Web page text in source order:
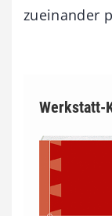
zueinander
Werkstatt-